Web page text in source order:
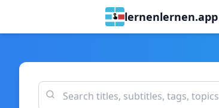
lernenlernen.app